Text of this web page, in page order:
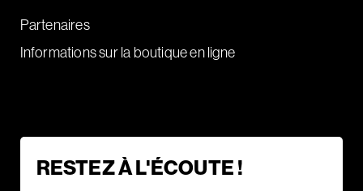
Partenaires
Informations sur la boutique en ligne
RESTEZ À L'ÉCOUTE !